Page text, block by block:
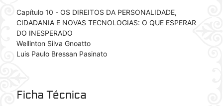
Capítulo 10 - OS DIREITOS DA PERSONALIDADE,
CIDADANIA E NOVAS TECNOLOGIAS: O QUE ESPERAR
DO INESPERADO
Wellinton Silva Gnoatto
Luis Paulo Bressan Pasinato
Ficha Técnica